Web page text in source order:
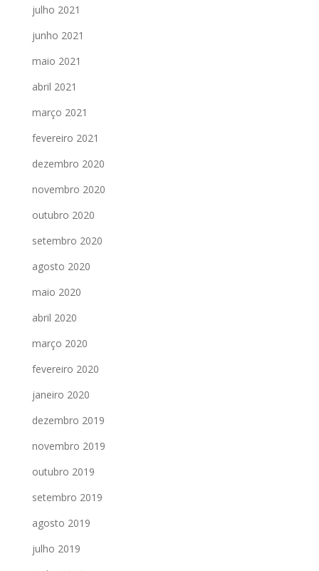
julho 2021
junho 2021
maio 2021
abril 2021
março 2021
fevereiro 2021
dezembro 2020
novembro 2020
outubro 2020
setembro 2020
agosto 2020
maio 2020
abril 2020
março 2020
fevereiro 2020
janeiro 2020
dezembro 2019
novembro 2019
outubro 2019
setembro 2019
agosto 2019
julho 2019